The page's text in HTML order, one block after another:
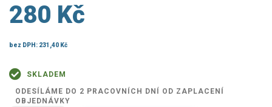
280 Kč
bez DPH: 231,40 Kč
SKLADEM
ODESÍLÁME DO 2 PRACOVNÍCH DNÍ OD ZAPLACENÍ
OBJEDNÁVKY